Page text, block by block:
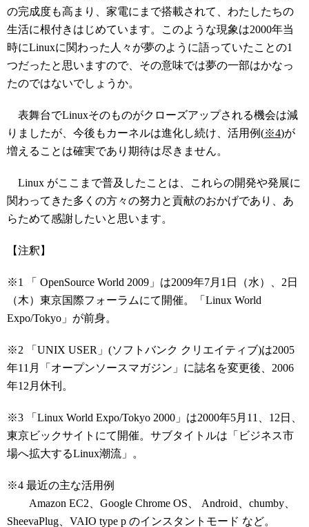
の完成度も高まり、家電にまで搭載されて、わたしたちの
生活に根付きはじめています。このような現象は2000年当
時にLinuxに関わった人々が夢のように語っていたことの1
つだったと思いますので、その意味では夢の一部はかなっ
たのではないでしょうか。
表舞台でLinuxそのものがクローズアップされる機会は減
りましたが、今後もカーネルは進化し続け、活用例(※4)が
増えることは確実であり期待は尽きません。
Linux がここまで普及したことは、これらの開発や発展に
関わってきた多くの方々の努力と貢献のおかげであり、あ
らためて感謝したいと思います。
【注釈】
※1 「 OpenSource World 2009 」は2009年7月 1 日（水）、 2 日
（木）東京国際フォーラムにて開催。「 Linux World
Expo/Tokyo 」が前身。
※2 「 UNIX USER 」 (ソフトバンク クリエイティブ)は2005
年11 月「オープンソースマガジン」に誌名を変更後、 2006
年12 月休刊。
※3 「Linux World Expo/Tokyo 2000」は2000年5月 11 12 日、
東京ビックサイトにて開催。サブタイトルは「ビジネス市
場へ拡大するLinux潮流」。
※4 最近の主な活用例
Amazon EC2、Google Chrome OS、 Android、chumby、
SheevaPlug、VAIO type p のインスタントモード など。